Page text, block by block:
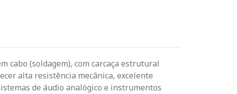
cabo (soldagem), com carcaça estrutural
alta resistência mecânica, excelente
de áudio analógico e instrumentos